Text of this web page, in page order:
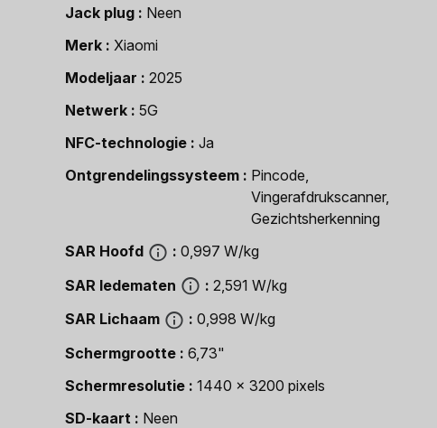
Jack plug
Neen
Merk
Xiaomi
Modeljaar
2025
Netwerk
5G
NFC-technologie
Ja
Ontgrendelingssysteem
Pincode,
Vingerafdrukscanner,
Gezichtsherkenning
SAR Hoofd
0,997 W/kg
SAR ledematen
2,591 W/kg
SAR Lichaam
0,998 W/kg
Schermgrootte
6,73"
Schermresolutie
1440 x 3200 pixels
SD-kaart
Neen